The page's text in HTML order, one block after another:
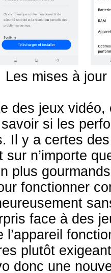
Les mises à
des jeux
si les
Il y a certes
sur n’importe
plus
fonctionner
face à des
l’appareil
plutôt
donc une